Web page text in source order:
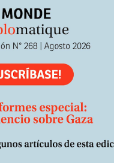
mercado regulado y
del planeta.